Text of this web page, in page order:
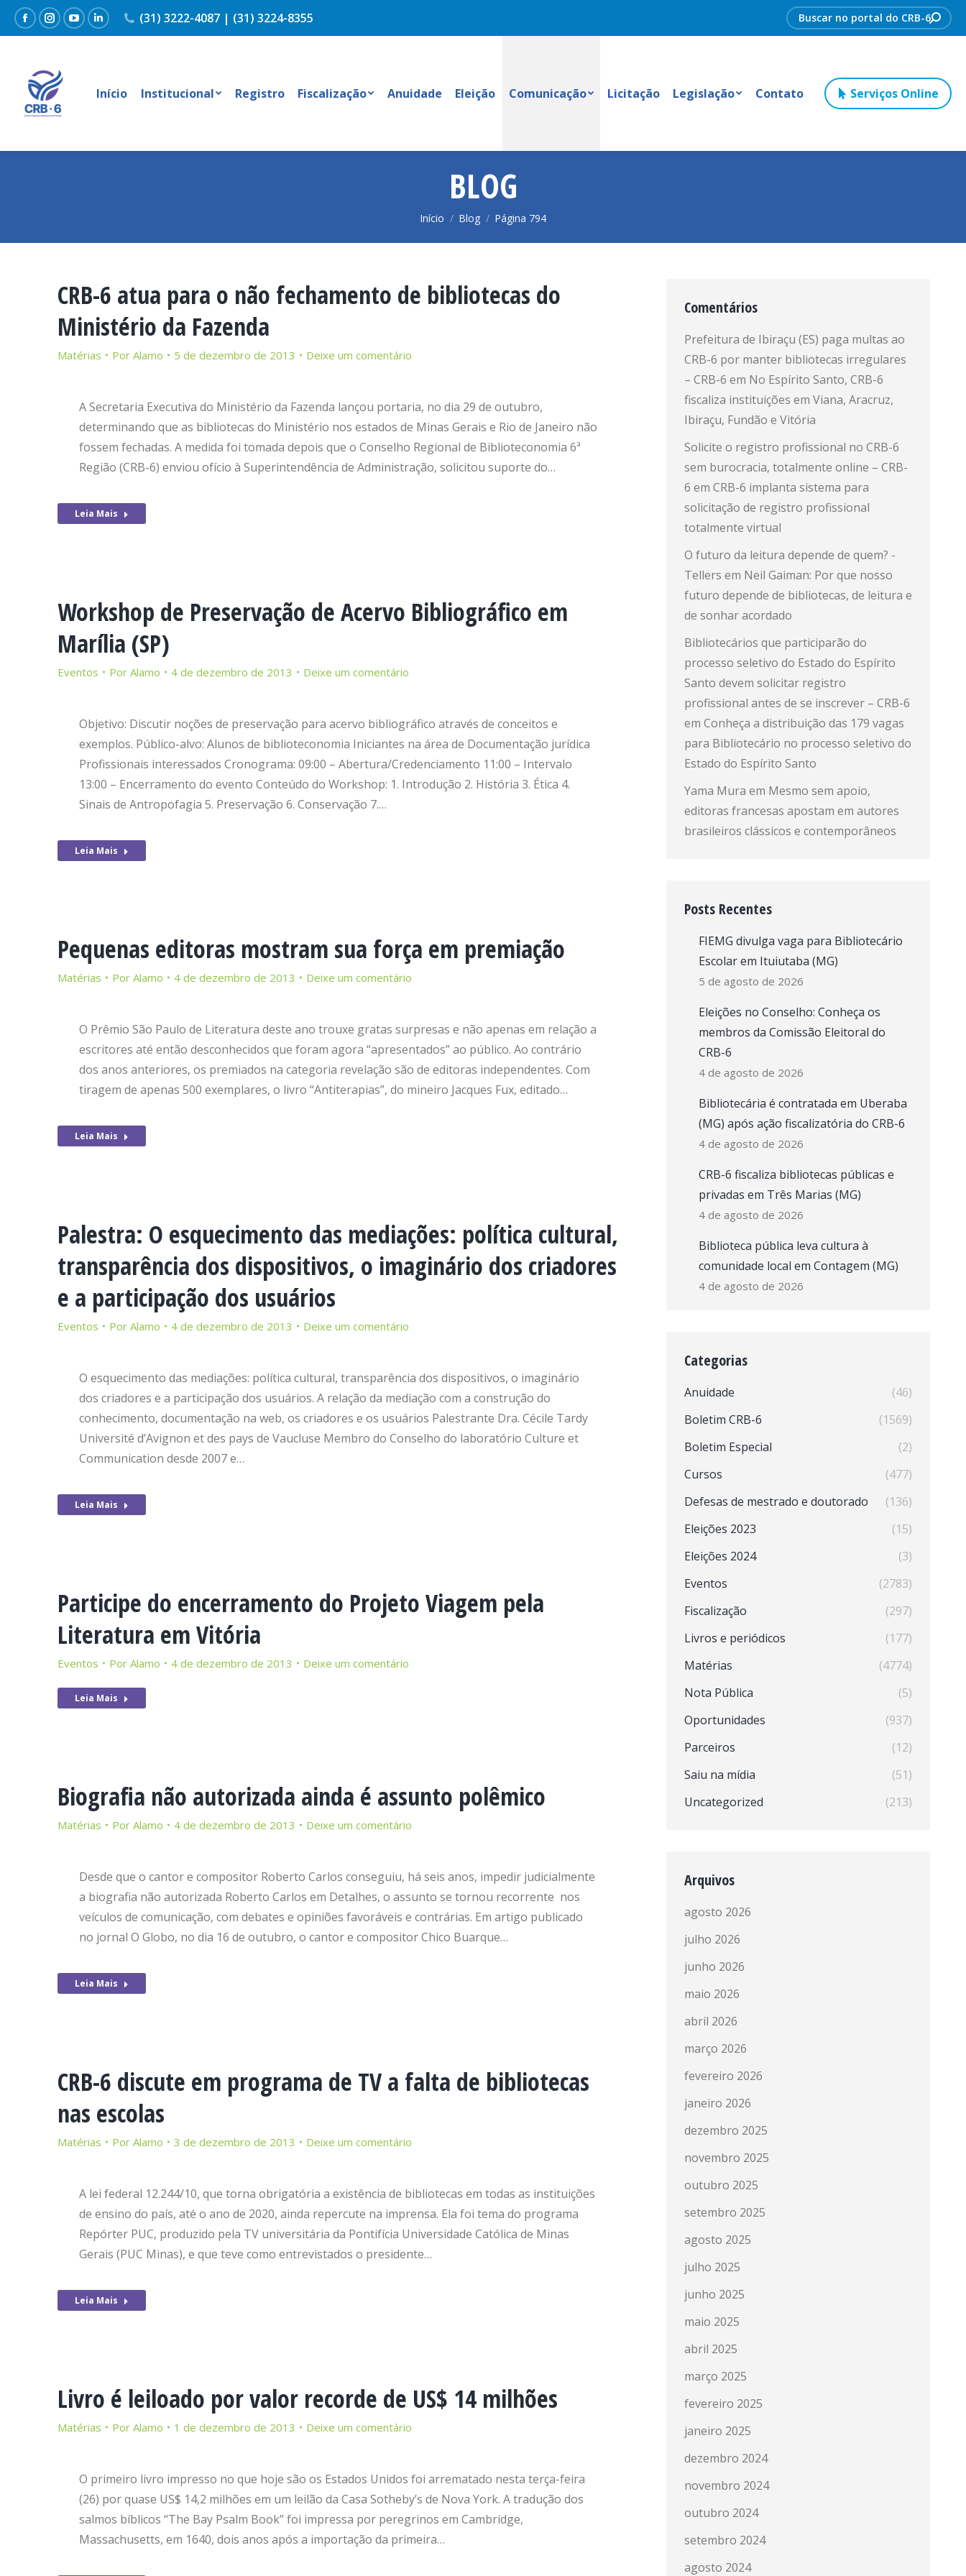
FacebookInstagram
YouTubeLinkedin
(31) 3222-4087 | (31) 3224-8355 Search:
Início Institucional Registro Fiscalização Anuidade Eleição Comunicação Licitação Legislação Contato Serviços Online
BLOG
Você está aqui:
Início Blog Página 794
CRB-6 atua para o não fechamento de bibliotecas do
Ministério da Fazenda
Matérias Por Alamo 5 de dezembro de 2013 Deixe um comentário
A Secretaria Executiva do Ministério da Fazenda lançou portaria, no dia 29 de outubro,
determinando que as bibliotecas do Ministério nos estados de Minas Gerais e Rio de Janeiro não
fossem fechadas. A medida foi tomada depois que o Conselho Regional de Biblioteconomia 6ª
Região (CRB-6) enviou ofício à Superintendência de Administração, solicitou suporte do…
Leia Mais
Workshop de Preservação de Acervo Bibliográfico em
Marília (SP)
Eventos Por Alamo 4 de dezembro de 2013 Deixe um comentário
Objetivo: Discutir noções de preservação para acervo bibliográfico através de conceitos e
exemplos. Público-alvo: Alunos de biblioteconomia Iniciantes na área de Documentação jurídica
Profissionais interessados Cronograma: 09:00 – Abertura/Credenciamento 11:00 – Intervalo
13:00 – Encerramento do evento Conteúdo do Workshop: 1. Introdução 2. História 3. Ética 4.
Sinais de Antropofagia 5. Preservação 6. Conservação 7.…
Leia Mais
Pequenas editoras mostram sua força em premiação
Matérias Por Alamo 4 de dezembro de 2013 Deixe um comentário
O Prêmio São Paulo de Literatura deste ano trouxe gratas surpresas e não apenas em relação a
escritores até então desconhecidos que foram agora “apresentados” ao público. Ao contrário
dos anos anteriores, os premiados na categoria revelação são de editoras independentes. Com
tiragem de apenas 500 exemplares, o livro “Antiterapias”, do mineiro Jacques Fux, editado…
Leia Mais
Palestra: O esquecimento das mediações: política cultural,
transparência dos dispositivos, o imaginário dos criadores
e a participação dos usuários
Eventos Por Alamo 4 de dezembro de 2013 Deixe um comentário
O esquecimento das mediações: política cultural, transparência dos dispositivos, o imaginário
dos criadores e a participação dos usuários. A relação da mediação com a construção do
conhecimento, documentação na web, os criadores e os usuários Palestrante Dra. Cécile Tardy
Université d’Avignon et des pays de Vaucluse Membro do Conselho do laboratório Culture et
Communication desde 2007 e…
Leia Mais
Participe do encerramento do Projeto Viagem pela
Literatura em Vitória
Eventos Por Alamo 4 de dezembro de 2013 Deixe um comentário
Leia Mais
Biografia não autorizada ainda é assunto polêmico
Matérias Por Alamo 4 de dezembro de 2013 Deixe um comentário
Desde que o cantor e compositor Roberto Carlos conseguiu, há seis anos, impedir judicialmente
a biografia não autorizada Roberto Carlos em Detalhes, o assunto se tornou recorrente nos
veículos de comunicação, com debates e opiniões favoráveis e contrárias. Em artigo publicado
no jornal O Globo, no dia 16 de outubro, o cantor e compositor Chico Buarque…
Leia Mais
CRB-6 discute em programa de TV a falta de bibliotecas
nas escolas
Matérias Por Alamo 3 de dezembro de 2013 Deixe um comentário
A lei federal 12.244/10, que torna obrigatória a existência de bibliotecas em todas as instituições
de ensino do país, até o ano de 2020, ainda repercute na imprensa. Ela foi tema do programa
Repórter PUC, produzido pela TV universitária da Pontifícia Universidade Católica de Minas
Gerais (PUC Minas), e que teve como entrevistados o presidente…
Leia Mais
Livro é leiloado por valor recorde de US$ 14 milhões
Matérias Por Alamo 1 de dezembro de 2013 Deixe um comentário
O primeiro livro impresso no que hoje são os Estados Unidos foi arrematado nesta terça-feira
(26) por quase US$ 14,2 milhões em um leilão da Casa Sotheby’s de Nova York. A tradução dos
salmos bíblicos “The Bay Psalm Book” foi impressa por peregrinos em Cambridge,
Massachusetts, em 1640, dois anos após a importação da primeira…
Comentários
Prefeitura de Ibiraçu (ES) paga multas ao
CRB-6 por manter bibliotecas irregulares
– CRB-6 em No Espírito Santo, CRB-6
fiscaliza instituições em Viana, Aracruz,
Ibiraçu, Fundão e Vitória
Solicite o registro profissional no CRB-6
sem burocracia, totalmente online – CRB-
6 em CRB-6 implanta sistema para
solicitação de registro profissional
totalmente virtual
O futuro da leitura depende de quem? -
Tellers em Neil Gaiman: Por que nosso
futuro depende de bibliotecas, de leitura e
de sonhar acordado
Bibliotecários que participarão do
processo seletivo do Estado do Espírito
Santo devem solicitar registro
profissional antes de se inscrever – CRB-6
em Conheça a distribuição das 179 vagas
para Bibliotecário no processo seletivo do
Estado do Espírito Santo
Yama Mura em Mesmo sem apoio,
editoras francesas apostam em autores
brasileiros clássicos e contemporâneos
Posts Recentes
FIEMG divulga vaga para Bibliotecário
Escolar em Ituiutaba (MG)
5 de agosto de 2026
Eleições no Conselho: Conheça os
membros da Comissão Eleitoral do
CRB-6
4 de agosto de 2026
Bibliotecária é contratada em Uberaba
(MG) após ação fiscalizatória do CRB-6
4 de agosto de 2026
CRB-6 fiscaliza bibliotecas públicas e
privadas em Três Marias (MG)
4 de agosto de 2026
Biblioteca pública leva cultura à
comunidade local em Contagem (MG)
4 de agosto de 2026
Categorias
Anuidade
(46)
Boletim CRB-6
(1569)
Boletim Especial
(2)
Cursos
(477)
Defesas de mestrado e doutorado
(136)
Eleições 2023
(15)
Eleições 2024
(3)
Eventos
(2783)
Fiscalização
(297)
Livros e periódicos
(177)
Matérias
(4774)
Nota Pública
(5)
Oportunidades
(937)
Parceiros
(12)
Saiu na mídia
(51)
Uncategorized
(213)
Arquivos
agosto 2026
julho 2026
junho 2026
maio 2026
abril 2026
março 2026
fevereiro 2026
janeiro 2026
dezembro 2025
novembro 2025
outubro 2025
setembro 2025
agosto 2025
julho 2025
junho 2025
maio 2025
abril 2025
março 2025
fevereiro 2025
janeiro 2025
dezembro 2024
novembro 2024
outubro 2024
setembro 2024
agosto 2024